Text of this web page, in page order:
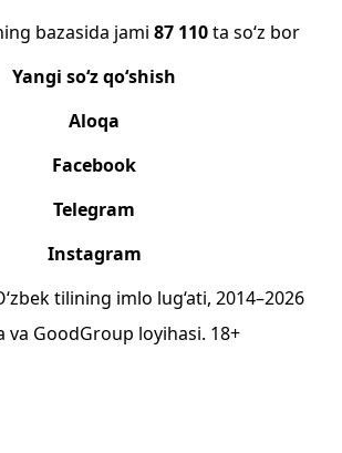
bazasida jami 87 110ta so‘z bor
Yangi so‘z qo‘shish
Aloqa
Facebook
Telegram
Instagram
tilining imlo lug‘ati, 2014–2026
va GoodGroup loyihasi. 18+